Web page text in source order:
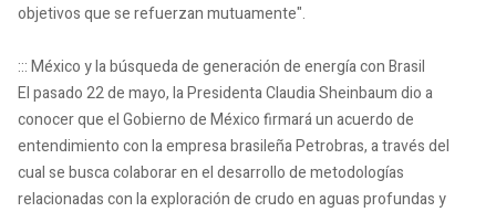
objetivos que se refuerzan mutuamente".
::: México y la búsqueda de generación de energía con Brasil
El pasado 22 de mayo, la Presidenta Claudia Sheinbaum dio a
conocer que el Gobierno de México firmará un acuerdo de
entendimiento con la empresa brasileña Petrobras, a través del
cual se busca colaborar en el desarrollo de metodologías
relacionadas con la exploración de crudo en aguas profundas y